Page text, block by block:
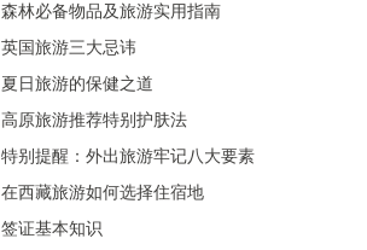
森林必备物品及旅游实用指南
英国旅游三大忌讳
夏日旅游的保健之道
高原旅游推荐特别护肤法
特别提醒：外出旅游牢记八大要素
在西藏旅游如何选择住宿地
签证基本知识